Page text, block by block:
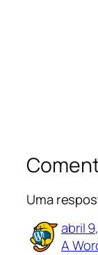
Uma
abril
A